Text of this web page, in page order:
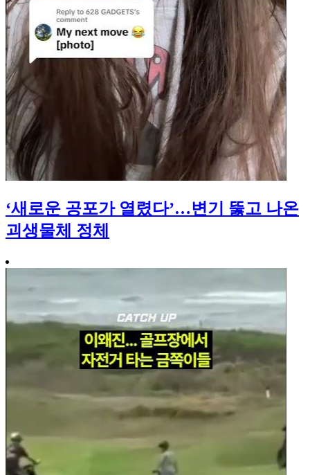
‘새로운 공포가 열렸다’…변기 뚫고 나온
괴생물체 정체